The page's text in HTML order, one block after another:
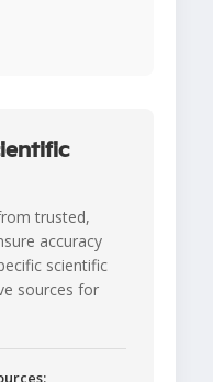
trusted,
accuracy
scientific
sources for